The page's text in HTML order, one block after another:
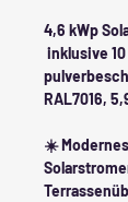
4,6 kWp
inklusive
RAL7016,
☀️